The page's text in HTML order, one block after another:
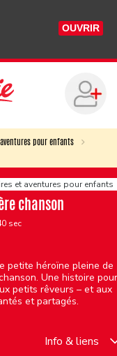
OUVRIR
pour enfants
et aventures pour enfants
chanson
sec
petite héroïne pleine de
Une histoire pour
petits rêveurs – et aux
et partagés.
Info & liens